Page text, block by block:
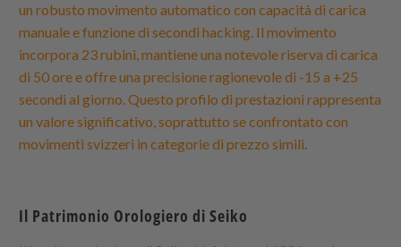
un robusto movimento automatico con capacità di carica
manuale e funzione di secondi hacking. Il movimento
incorpora 23 rubini, mantiene una notevole riserva di carica
di 50 ore e offre una precisione ragionevole di -15 a +25
secondi al giorno. Questo profilo di prestazioni rappresenta
un valore significativo, soprattutto se confrontato con
movimenti svizzeri in categorie di prezzo simili.
Il Patrimonio Orologiero di Seiko